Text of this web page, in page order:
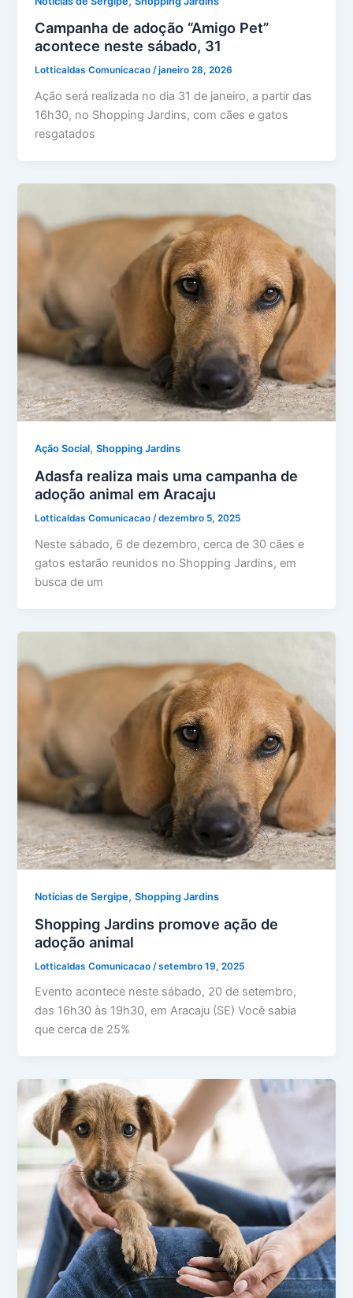
Campanha de adoção “Amigo Pet”
acontece neste sábado, 31
Lotticaldas Comunicacao/janeiro 28, 2026
Ação será realizada no dia 31 de janeiro, a partir das
16h30, no Shopping Jardins, com cães e gatos
resgatados
Ação Social,Shopping Jardins
Adasfa realiza mais uma campanha de
adoção animal em Aracaju
Lotticaldas Comunicacao/dezembro 5, 2025
Neste sábado, 6 de dezembro, cerca de 30 cães e
gatos estarão reunidos no Shopping Jardins, em
busca de um
Notícias de Sergipe,Shopping Jardins
Shopping Jardins promove ação de
adoção animal
Lotticaldas Comunicacao /setembro 19, 2025
Evento acontece neste sábado, 20 de setembro,
das 16h30 às 19h30, em Aracaju (SE) Você sabia
que cerca de 25%